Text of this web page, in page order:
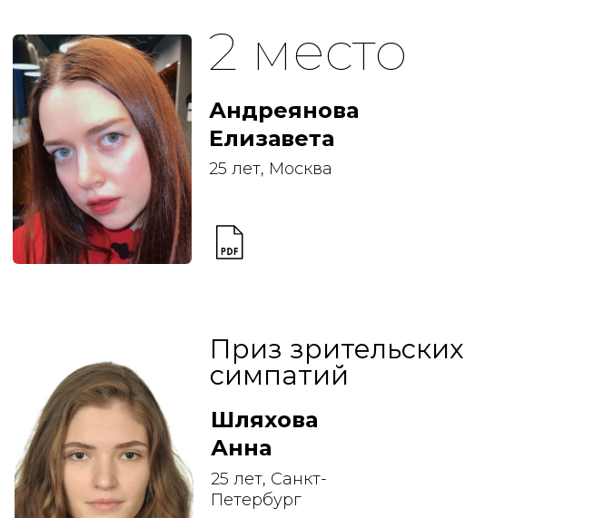
Шляхова
Анна
25 лет, Санкт-
Петербург
Приз зрительских
симпатий
Андреянова
Елизавета
25 лет, Москва
2 место